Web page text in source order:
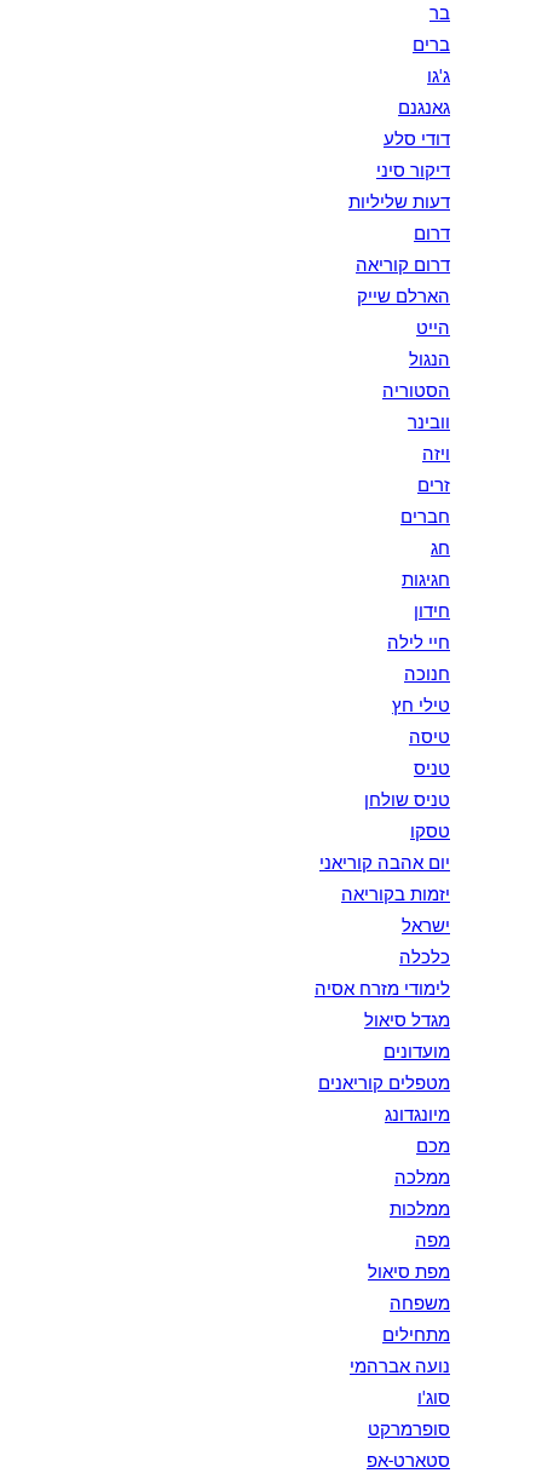
בר
ברים
ג'גו
גאנגנם
דודי סלע
דיקור סיני
דעות שליליות
דרום
דרום קוריאה
הארלם שייק
הייט
הנגול
הסטוריה
וובינר
ויזה
זרים
חברים
חג
חגיגות
חידון
חיי לילה
חנוכה
טילי חץ
טיסה
טניס
טניס שולחן
טסקו
יום אהבה קוריאני
יזמות בקוריאה
ישראל
כלכלה
לימודי מזרח אסיה
מגדל סיאול
מועדונים
מטפלים קוריאנים
מיונגדונג
מכם
ממלכה
ממלכות
מפה
מפת סיאול
משפחה
מתחילים
נועה אברהמי
סוג'ו
סופרמרקט
סטארט-אפ